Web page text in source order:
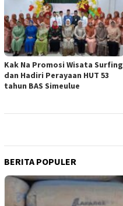
Kak Na Promosi Wisata Surfing
dan Hadiri Perayaan HUT 53
tahun BAS Simeulue
BERITA POPULER